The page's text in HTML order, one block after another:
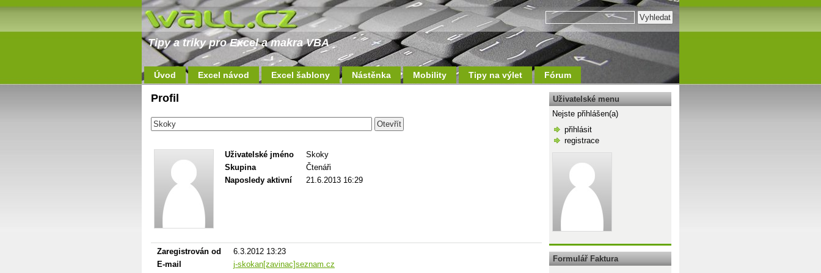
Tipy a triky pro Excel a makra VBA
Úvod Excel návod Excel šablony Nástěnka Mobility Tipy na výlet Fórum
Profil
Uživatelské jméno
Skoky
Skupina
Čtenáři
Naposledy aktivní
21.6.2013 16:29
Zaregistrován od
6.3.2012 13:23
E-mail
j-skokan[zavinac]seznam.cz
Uživatelské menu
Nejste přihlášen(a)
přihlásit
registrace
Formulář Faktura